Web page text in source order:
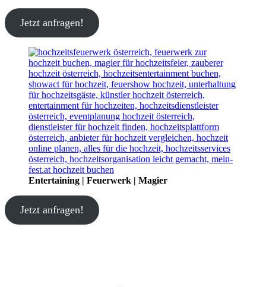
Jetzt anfragen!
Entertaining | Feuerwerk | Magier
Jetzt anfragen!